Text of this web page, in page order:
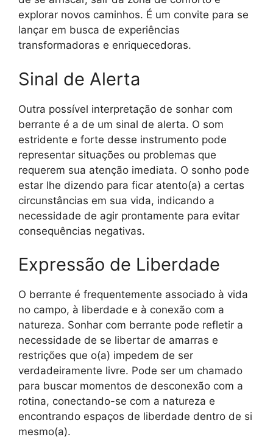
explorar novos caminhos. É um convite para se
lançar em busca de experiências
transformadoras e enriquecedoras.
Sinal de Alerta
Outra possível interpretação de sonhar com
berrante é a de um sinal de alerta. O som
estridente e forte desse instrumento pode
representar situações ou problemas que
requerem sua atenção imediata. O sonho pode
estar lhe dizendo para ficar atento(a) a certas
circunstâncias em sua vida, indicando a
necessidade de agir prontamente para evitar
consequências negativas.
Expressão de Liberdade
O berrante é frequentemente associado à vida
no campo, à liberdade e à conexão com a
natureza. Sonhar com berrante pode refletir a
necessidade de se libertar de amarras e
restrições que o(a) impedem de ser
verdadeiramente livre. Pode ser um chamado
para buscar momentos de desconexão com a
rotina, conectando-se com a natureza e
encontrando espaços de liberdade dentro de si
mesmo(a).